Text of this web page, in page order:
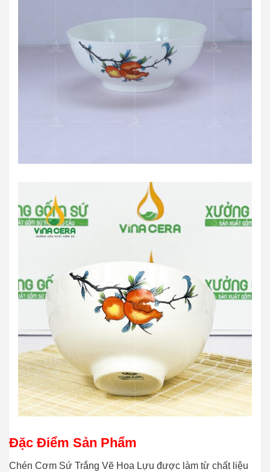
Đặc Điểm Sản Phẩm
Chén Cơm Sứ Trắng Vẽ Hoa Lựu được làm từ chất liệu